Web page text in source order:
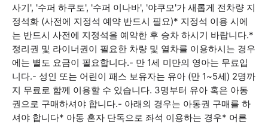
사기', '수퍼 하쿠토', '수퍼 이나바', '야쿠모'가 새롭게 전차량 지
정석화 (사전에 지정석 예약 반드시 필요)* 지정석 이용 시에
는 반드시 사전에 지정석을 예약한 후 승차 하시기 바랍니다.*
정리권 및 라이너권이 필요한 차량 및 열차를 이용하시는 경우
에는 별도 요금이 필요합니다.- 만 1세 미만의 영아는 무료입
니다.- 성인 또는 어린이 패스 보유자는 유아 (만 1~5세) 2명까
지 무료로 함께 이용할 수 있습니다. 3명부터 유아 혹은 아동
권으로 구매하셔야 합니다.- 아래의 경우는 아동권 구매를 하
셔야 합니다* 아동 혼자 단독으로 좌석 이용하는 경우* 어른